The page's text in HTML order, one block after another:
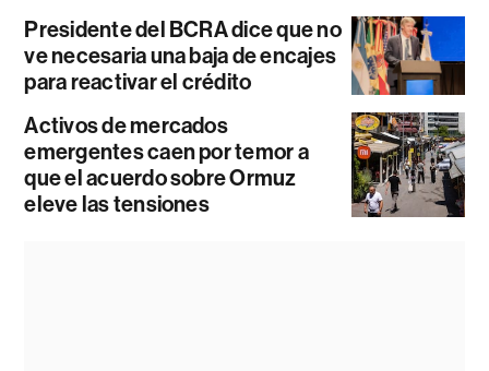
Presidente del BCRA dice que no
ve necesaria una baja de encajes
para reactivar el crédito
Activos de mercados
emergentes caen por temor a
que el acuerdo sobre Ormuz
eleve las tensiones